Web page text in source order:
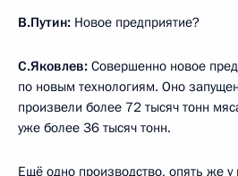
В.Путин: Новое предприятие?
С.Яковлев: Совершенно новое
по новым технологиям. Оно
произвели более 72 тысяч тонн
уже более 36 тысяч тонн.
Ещё одно производство, опять же